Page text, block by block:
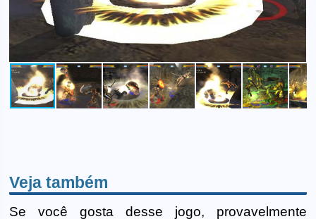
Veja também
Se você gosta desse jogo, provavelmente